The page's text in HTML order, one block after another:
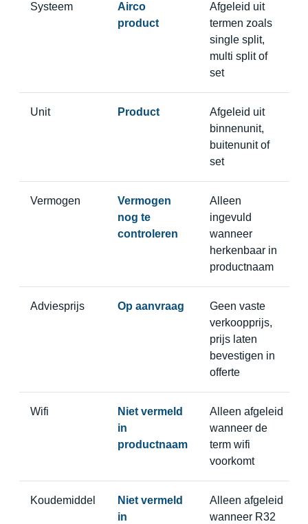
Systeem
Airco
product
Afgeleid uit
termen zoals
single split,
multi split of
set
Unit Product
Afgeleid uit
binnenunit,
buitenunit of
set
Vermogen
Vermogen
nog te
controleren
Alleen
ingevuld
wanneer
herkenbaar in
productnaam
Adviesprijs Op aanvraag
Geen vaste
verkoopprijs,
prijs laten
bevestigen in
offerte
Wifi
Niet vermeld
in
productnaam
Alleen afgeleid
wanneer de
term wifi
voorkomt
Koudemiddel
Niet vermeld
in
Alleen afgeleid
wanneer R32